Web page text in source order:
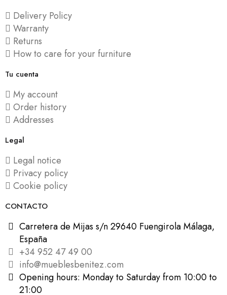
Delivery Policy
Warranty
Returns
How to care for your furniture
Tu cuenta
My account
Order history
Addresses
Legal
Legal notice
Privacy policy
Cookie policy
CONTACTO
Carretera de Mijas s/n 29640 Fuengirola Málaga,
España
+34 952 47 49 00
info@mueblesbenitez.com
Opening hours: Monday to Saturday from 10:00 to
21:00